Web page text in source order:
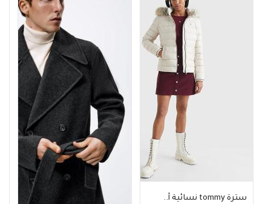
سترة tommy نسائية أ..